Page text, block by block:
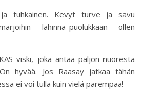
ja tuhkainen. Kevyt turve ja savu
– lähinnä puolukkaan – ollen
viski, joka antaa paljon nuoresta
hyvää. Jos Raasay jatkaa tähän
ei voi tulla kuin vielä parempaa!